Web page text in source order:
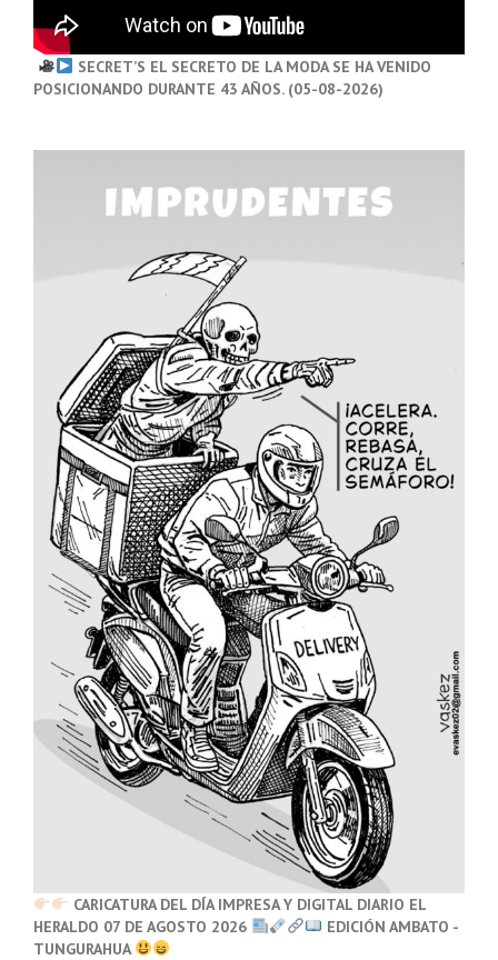
SECRET’S EL SECRETO DE LA MODA SE HA VENIDO
POSICIONANDO DURANTE 43 AÑOS. (05-08-2026)
CARICATURA DEL DÍA IMPRESA Y DIGITAL DIARIO EL
HERALDO 07 DE AGOSTO 2026
EDICIÓN AMBATO -
TUNGURAHUA